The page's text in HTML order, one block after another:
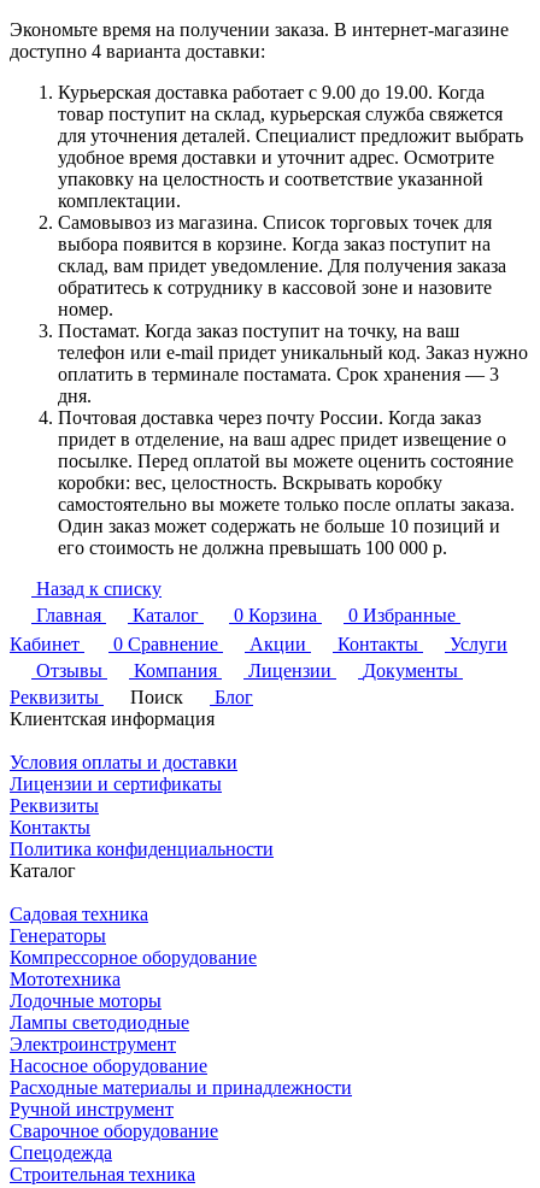
Экономьте время на получении заказа. В интернет-магазине
доступно 4 варианта доставки:
Курьерская доставка работает с 9.00 до 19.00. Когда
товар поступит на склад, курьерская служба свяжется
для уточнения деталей. Специалист предложит выбрать
удобное время доставки и уточнит адрес. Осмотрите
упаковку на целостность и соответствие указанной
комплектации.
Самовывоз из магазина. Список торговых точек для
выбора появится в корзине. Когда заказ поступит на
склад, вам придет уведомление. Для получения заказа
обратитесь к сотруднику в кассовой зоне и назовите
номер.
Постамат. Когда заказ поступит на точку, на ваш
телефон или e-mail придет уникальный код. Заказ нужно
оплатить в терминале постамата. Срок хранения — 3
дня.
Почтовая доставка через почту России. Когда заказ
придет в отделение, на ваш адрес придет извещение о
посылке. Перед оплатой вы можете оценить состояние
коробки: вес, целостность. Вскрывать коробку
самостоятельно вы можете только после оплаты заказа.
Один заказ может содержать не больше 10 позиций и
его стоимость не должна превышать 100 000 р.
Назад к списку
Главная
Каталог 0 Корзина 0 Избранные
Кабинет
0 Сравнение Акции Контакты
Услуги
Отзывы
Компания Лицензии
Документы
Реквизиты
Поиск
Блог
Клиентская информация
Условия оплаты и доставки
Лицензии и сертификаты
Реквизиты
Контакты
Политика конфиденциальности
Каталог
Садовая техника
Генераторы
Компрессорное оборудование
Мототехника
Лодочные моторы
Лампы светодиодные
Электроинструмент
Насосное оборудование
Расходные материалы и принадлежности
Ручной инструмент
Сварочное оборудование
Спецодежда
Строительная техника